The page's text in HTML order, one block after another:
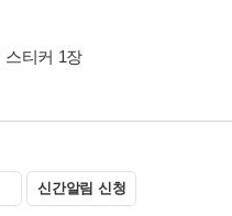
스티커 1장
신간알림 신청